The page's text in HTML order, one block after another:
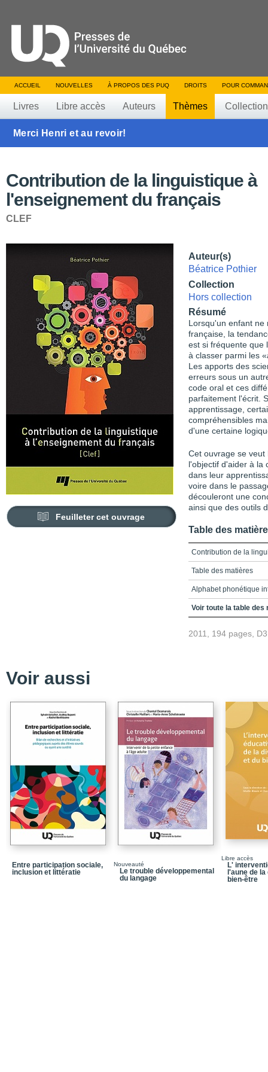
ACCUEIL NOUVELLES À PROPOS DES PUQ DROITS POUR
Livres Libre accès Auteurs Thèmes
Merci Henri et au revoir!
Contribution de la linguistique à
l'enseignement du français
CLEF
Feuilleter cet ouvrage
Auteur(s)
Béatrice Pothier
Collection
Hors collection
Résumé
Lorsqu'un enfant ne
française, la
est si fréquente que
à classer parmi les
Les apports des
erreurs sous un
code oral et ces
parfaitement l'écrit.
apprentissage,
compréhensibles
d'une certaine
Cet ouvrage se
l'objectif d'aider à la
dans leur
voire dans le
découleront une
ainsi que des outils
Table des
Contribution de la
Table des matières
Alphabet phonétique
Introduction
Voir toute la table des
2011, 194 pages,
Voir aussi
Entre participation sociale,
inclusion et littératie
Nouveauté
Le trouble développemental
du langage
Libre accès
L'
l'aune de
bien-être